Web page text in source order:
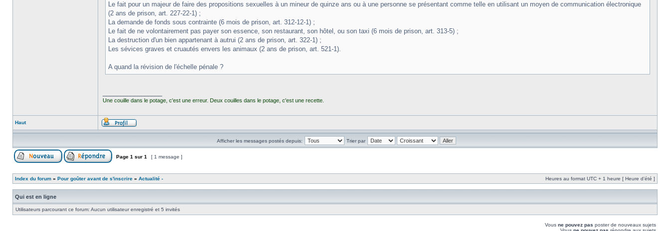
Le fait pour un majeur de faire des propositions sexuelles à un mineur de quinze ans ou à une personne se présentant comme telle en utilisant un moyen de communication électronique
(2 ans de prison, art. 227-22-1) ;
La demande de fonds sous contrainte (6 mois de prison, art. 312-12-1) ;
Le fait de ne volontairement pas payer son essence, son restaurant, son hôtel, ou son taxi (6 mois de prison, art. 313-5) ;
La destruction d'un bien appartenant à autrui (2 ans de prison, art. 322-1) ;
Les sévices graves et cruautés envers les animaux (2 ans de prison, art. 521-1).
A quand la révision de l'échelle pénale ?
Une couille dans le potage, c'est une erreur. Deux couilles dans le potage, c'est une recette.
Haut
Afficher les messages postés depuis: Trier par
Page 1 sur 1 [ 1 message ]
Index du forum » Pour goûter avant de s'inscrire » Actualité - Heures au format UTC + 1 heure [ Heure d’été ]
Qui est en ligne
Utilisateurs parcourant ce forum: Aucun utilisateur enregistré et 5 invités
Vous ne pouvez pas poster de nouveaux sujets